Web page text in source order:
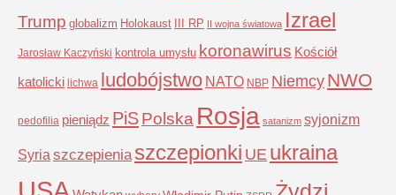
Trump globalizm Holokaust III RP II wojna światowa Izrael
Jarosław Kaczyński kontrola umysłu koronawirus Kościół
katolicki lichwa ludobójstwo NATO NBP NiemcyNWO
pedofilia pieniądz PiSPolska Rosja satanizm syjonizm
Syria szczepienia szczepionki UE ukraina